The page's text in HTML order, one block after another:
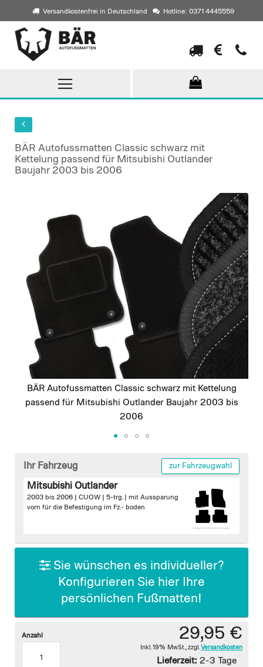
Versandkostenfrei in Deutschland Hotline: 0371 4445559
Direkt
zum
Inhalt
BÄR Autofussmatten Classic schwarz mit
Kettelung passend für Mitsubishi Outlander
Baujahr 2003 bis 2006
images
gallery
BÄR Autofussmatten Classic schwarz mit Kettelung
passend für Mitsubishi Outlander Baujahr 2003 bis
2006
beginning
gallery
Ihr Fahrzeug zur Fahrzeugwahl
Mitsubishi Outlander
2003 bis 2006 | CUOW | 5-trg. | mit Aussparung
vorn für die Befestigung im Fz.- boden
Sie wünschen es individueller?
Konfigurieren Sie hier Ihre
persönlichen Fußmatten!
29,95 €
Inkl. 19% MwSt. zzgl. Versandkosten
Lieferzeit: 2-3 Tage
Anzahl